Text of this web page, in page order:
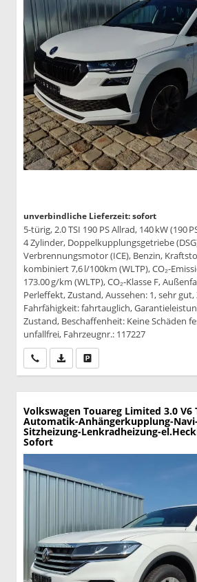
unverbindliche Lieferzeit: sofort
5-türig, 2.0 TSI 190 PS Allrad, 140 kW (190
4 Zylinder, Doppelkupplungsgetriebe
Verbrennungsmotor (ICE), Benzin,
kombiniert 7,6 l/100km (WLTP), CO₂-
173.00 g/km (WLTP), CO₂-Klasse F,
Perleffekt, Zustand, Aussehen: 1, sehr
Fahrfähigkeit: fahrtauglich,
Zustand, Beschaffenheit: Keine Schäden
unfallfrei, Fahrzeugnr.: 117227
Wir rufen Sie anPDF-Datei, Fahrzeugexposé
Volkswagen Touareg Limited 3.0 V6
Automatik-Anhängerkupplung-Navi-
Sitzheizung-Lenkradheizung-
Sofort